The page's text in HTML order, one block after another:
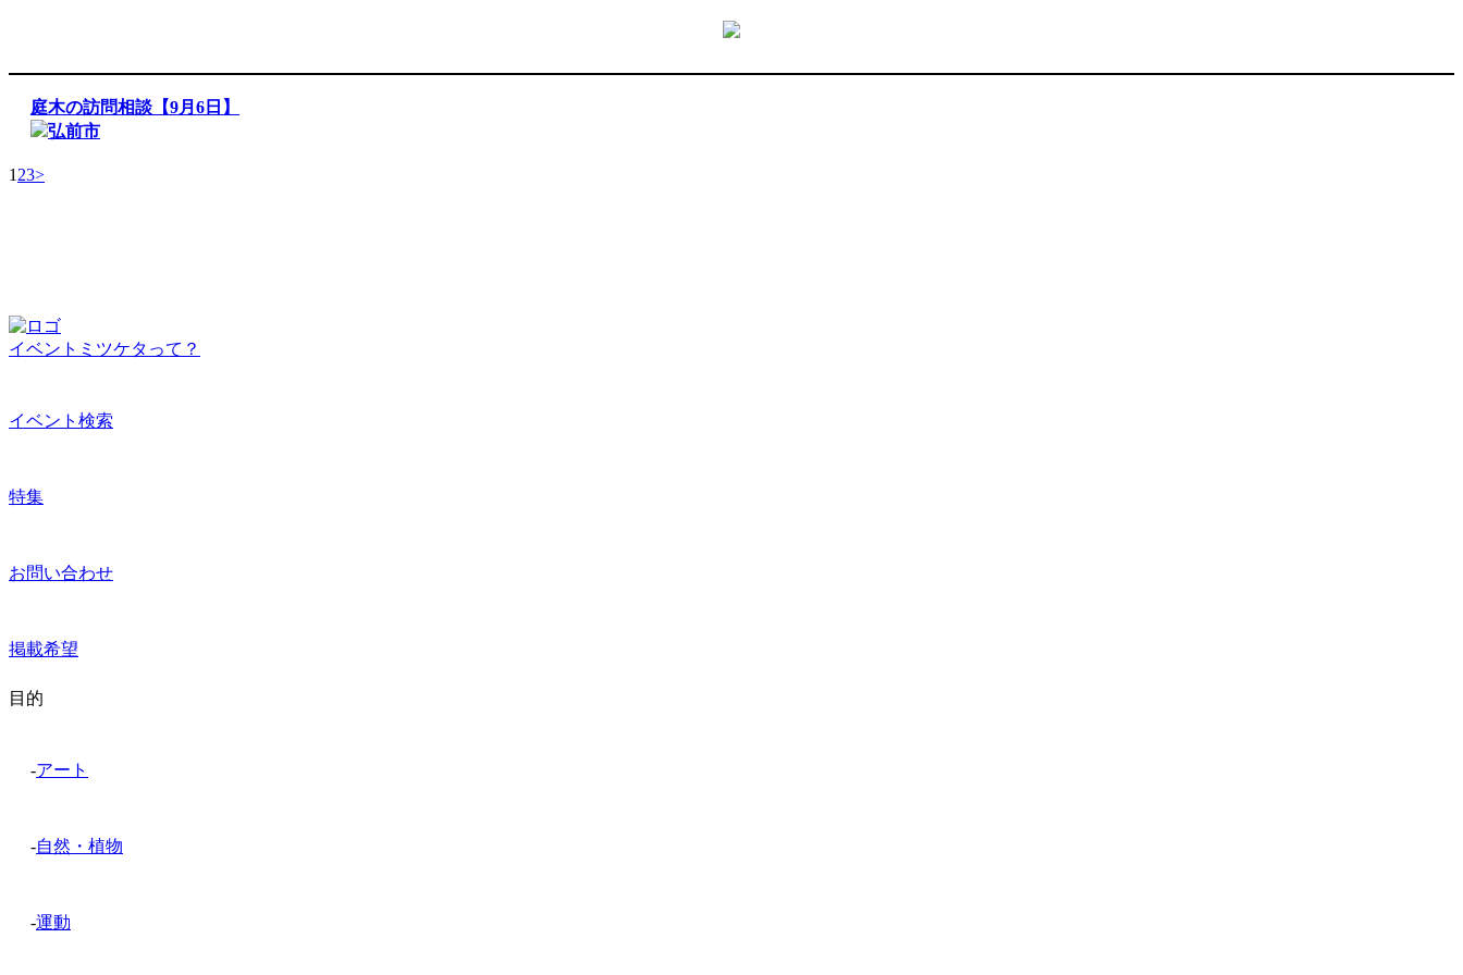
庭木の訪問相談【9月6日】
弘前市
1 23>
イベントミツケタって？
イベント検索
特集
お問い合わせ
掲載希望
目的
-アート
-自然・植物
-運動